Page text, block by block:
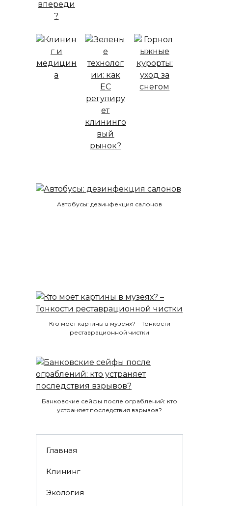
Автобусы: дезинфекция салонов
Кто моет картины в музеях? – Тонкости
реставрационной чистки
Банковские сейфы после ограблений: кто
устраняет последствия взрывов?
Главная
Клининг
Экология